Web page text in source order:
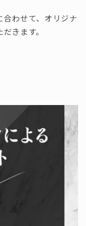
わせて、オリジナ
きます。